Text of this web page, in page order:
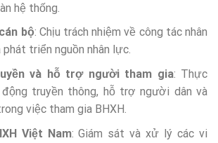
hệ thống.
bộ: Chịu trách nhiệm về công tác nhân
triển nguồn nhân lực.
và hỗ trợ người tham gia: Thực
truyền thông, hỗ trợ người dân và
việc tham gia BHXH.
Việt Nam: Giám sát và xử lý các vi